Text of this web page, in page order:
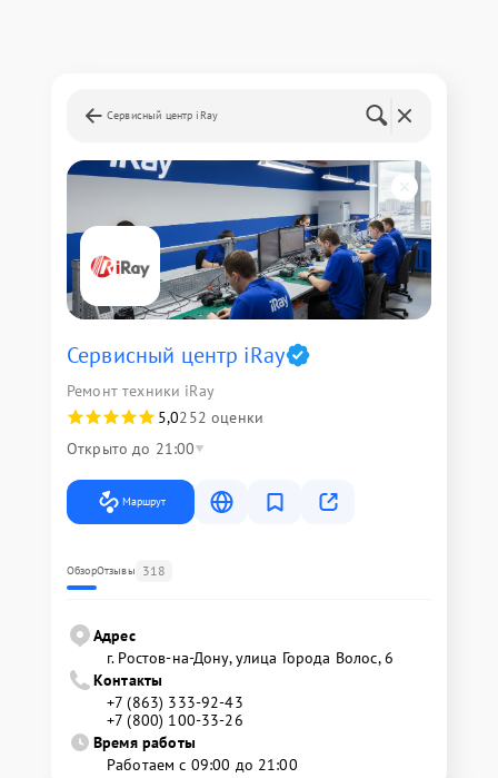
Сервисный центр iRay
Сервисный центр iRay
Ремонт техники iRay
5,0252 оценки
Открыто до 21:00
Маршрут
ОбзорОтзывы 318
Адрес
г. Ростов-на-Дону, улица Города Волос, 6
Контакты
+7 (863) 333-92-43
+7 (800) 100-33-26
Время работы
Работаем с 09:00 до 21:00